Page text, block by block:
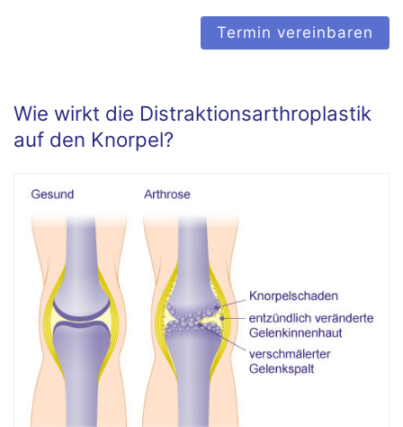
Termin vereinbaren
Wie wirkt die Distraktionsarthroplastik
auf den Knorpel?